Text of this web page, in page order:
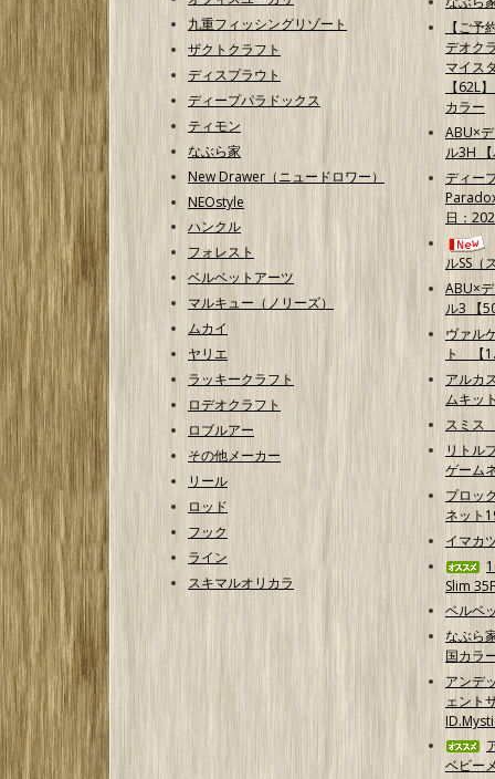
九重フィッシングリゾート
ザクトクラフト
ディスプラウト
ディープパラドックス
ティモン
なぶら家
New Drawer（ニュードロワー）
NEOstyle
ハンクル
フォレスト
ベルベットアーツ
マルキュー（ノリーズ）
ムカイ
ヤリエ
ラッキークラフト
ロデオクラフト
ロブルアー
その他メーカー
リール
ロッド
フック
ライン
スキマルオリカラ
【ご
デオク
マイス
【62L
カラー
ABU×
ル3H
ディー
日：
ルSS（
ABU×
ル3 【
ヴァル
ト 【
アルカ
ムキッ
スミス
リトル
ゲーム
プロッ
ネット
イマカ
Slim
ベルベ
なぶら
国カラ
アンデ
ェント
ベビー